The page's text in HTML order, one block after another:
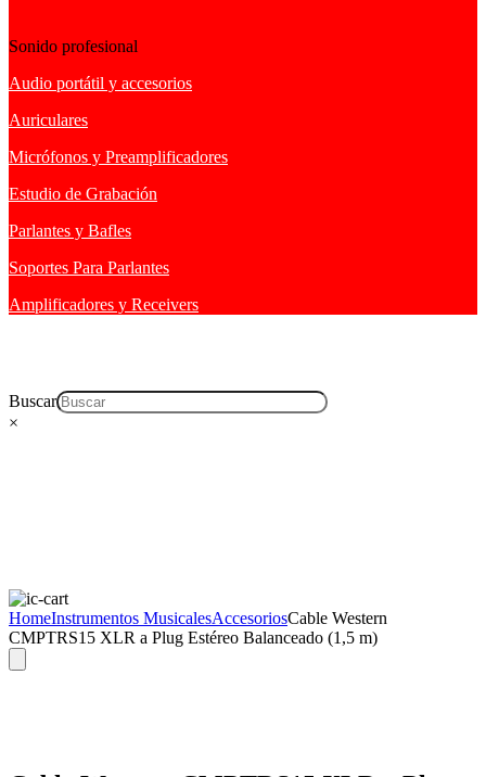
Sonido profesional
Audio portátil y accesorios
Auriculares
Micrófonos y Preamplificadores
Estudio de Grabación
Parlantes y Bafles
Soportes Para Parlantes
Amplificadores y Receivers
Buscar
×
HomeInstrumentos MusicalesAccesoriosCable Western
CMPTRS15 XLR a Plug Estéreo Balanceado (1,5 m)